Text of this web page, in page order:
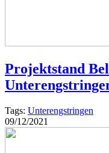
Projektstand
Tags: Unterengstringen
09/12/2021